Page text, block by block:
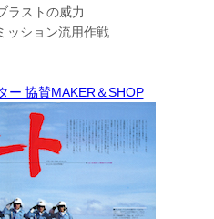
ラストの威力
ション流用作戦
ー 協賛MAKER＆SHOP